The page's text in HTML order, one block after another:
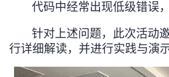
坛
圈
子
的
直
我
的
我
代码中经常出现低级错误
针对上述问题，此次活动
行详细解读，并进行实践与演示